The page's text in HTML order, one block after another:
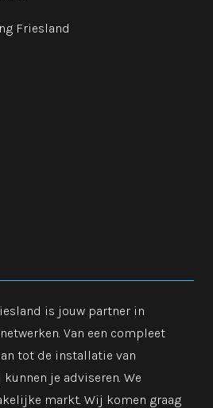
Friesland
is jouw partner in
Van een compleet
tot de installatie van
je adviseren. We
markt. Wij komen graag